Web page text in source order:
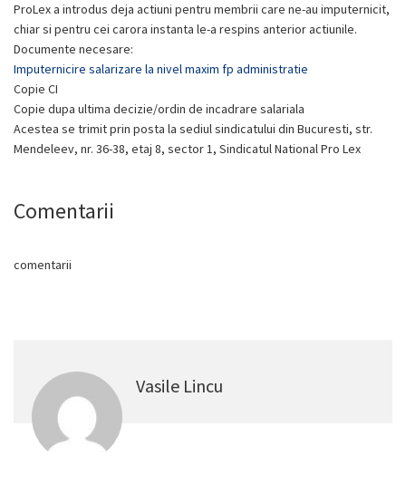
ProLex a introdus deja actiuni pentru membrii care ne-au imputernicit,
chiar si pentru cei carora instanta le-a respins anterior actiunile.
Documente necesare:
Imputernicire salarizare la nivel maxim fp administratie
Copie CI
Copie dupa ultima decizie/ordin de incadrare salariala
Acestea se trimit prin posta la sediul sindicatului din Bucuresti, str.
Mendeleev, nr. 36-38, etaj 8, sector 1, Sindicatul National Pro Lex
Comentarii
comentarii
Vasile Lincu